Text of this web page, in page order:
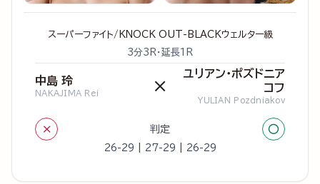
スーパーファイト/KNOCK OUT-BLACKウェルター級
3分3R・延長1R
中島 玲
NAKAJIMA Rei ×
ユリアン・ポズドニア
コフ
YULIAN Pozdniakov
× 判定 ○
26-29 | 27-29 | 26-29